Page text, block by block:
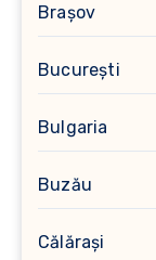
Brașov
București
Bulgaria
Buzău
Călărași